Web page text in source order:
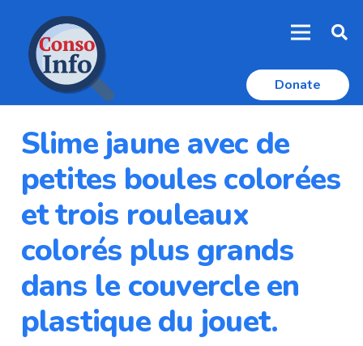
Donate
Slime jaune avec de
petites boules colorées
et trois rouleaux
colorés plus grands
dans le couvercle en
plastique du jouet.